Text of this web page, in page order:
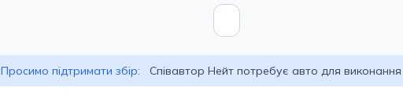
Просимо підтримати збір: Співавтор Нейт потребує авто для